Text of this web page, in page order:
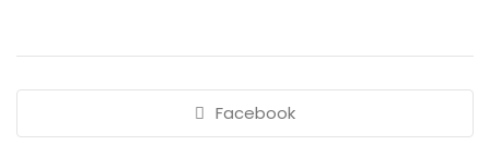
Facebook